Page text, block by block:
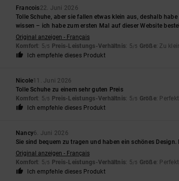
Francois22. Juni 2026
Tolle Schuhe, aber sie fallen etwas klein aus, deshalb
wissen – ich habe zum ersten Mal auf dieser Website
Original anzeigen - Français
Komfort: 5/5 Preis-Leistungs-Verhältnis: 5/5 Größe: Zu
Ich empfehle dieses Produkt
Nicole11. Juni 2026
Tolle Schuhe zu einem sehr guten Preis
Komfort: 5/5 Preis-Leistungs-Verhältnis: 5/5 Größe:
Ich empfehle dieses Produkt
Nancy6. Juni 2026
Sie sind bequem zu tragen und haben ein schönes
Original anzeigen - Français
Komfort: 5/5 Preis-Leistungs-Verhältnis: 5/5 Größe:
Ich empfehle dieses Produkt